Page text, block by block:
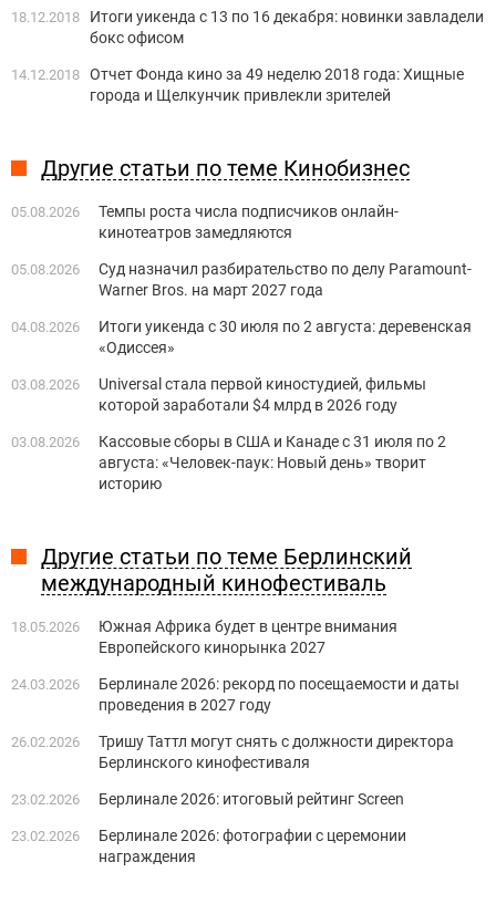
18.12.2018
Итоги уикенда с 13 по 16 декабря: новинки завладели
бокс офисом
14.12.2018 Отчет Фонда кино за 49 неделю 2018 года: Хищные
города и Щелкунчик привлекли зрителей
Другие статьи по теме Кинобизнес
05.08.2026
Темпы роста числа подписчиков онлайн-
кинотеатров замедляются
05.08.2026
Суд назначил разбирательство по делу Paramount-
Warner Bros. на март 2027 года
04.08.2026
Итоги уикенда с 30 июля по 2 августа: деревенская
«Одиссея»
03.08.2026
Universal стала первой киностудией, фильмы
которой заработали $4 млрд в 2026 году
03.08.2026
Кассовые сборы в США и Канаде с 31 июля по 2
августа: «Человек-паук: Новый день» творит
историю
Другие статьи по теме Берлинский
международный кинофестиваль
18.05.2026
Южная Африка будет в центре внимания
Европейского кинорынка 2027
24.03.2026
Берлинале 2026: рекорд по посещаемости и даты
проведения в 2027 году
26.02.2026
Тришу Таттл могут снять с должности директора
Берлинского кинофестиваля
23.02.2026 Берлинале 2026: итоговый рейтинг Screen
23.02.2026
Берлинале 2026: фотографии с церемонии
награждения